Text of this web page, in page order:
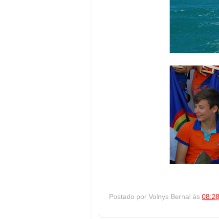
Postado por Volnys Bernal às 08:28